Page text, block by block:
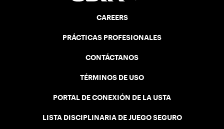
CAREERS
PRÁCTICAS PROFESIONALES
CONTÁCTANOS
TÉRMINOS DE USO
PORTAL DE CONEXIÓN DE LA USTA
LISTA DISCIPLINARIA DE JUEGO SEGURO